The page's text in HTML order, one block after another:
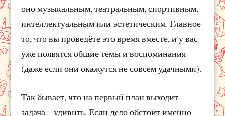
оно музыкальным, театральным, спортивным,
интеллектуальным или эстетическим. Главное
то, что вы проведёте это время вместе, и у вас
уже появятся общие темы и воспоминания
(даже если они окажутся не совсем удачными).
Так бывает, что на первый план выходит
задача – удивить. Если дело обстоит именно